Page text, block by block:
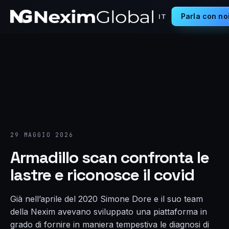
IT Parla con
29 MAGGIO 2026
Armadillo scan confronta le
lastre e riconosce il covid
Già nell’aprile del 2020 Simone Dore e il suo team
della Nexim avevano sviluppato una piattaforma in
grado di fornire in maniera tempestiva le diagnosi di